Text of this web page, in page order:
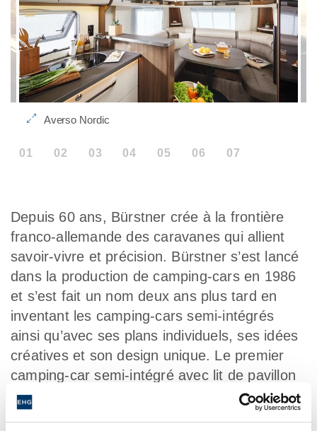
Averso Nordic
01 02 03 04 05 06 07
Depuis 60 ans, Bürstner crée à la frontière
franco-allemande des caravanes qui allient
savoir-vivre et précision. Bürstner s’est lancé
dans la production de camping-cars en 1986
et s’est fait un nom deux ans plus tard en
inventant les camping-cars semi-intégrés
ainsi qu’avec ses plans individuels, ses idées
créatives et son design unique. Le premier
camping-car semi-intégré avec lit de pavillon
(2008) et la première caravane avec lit de
pavillon (2009) sont représentatifs des